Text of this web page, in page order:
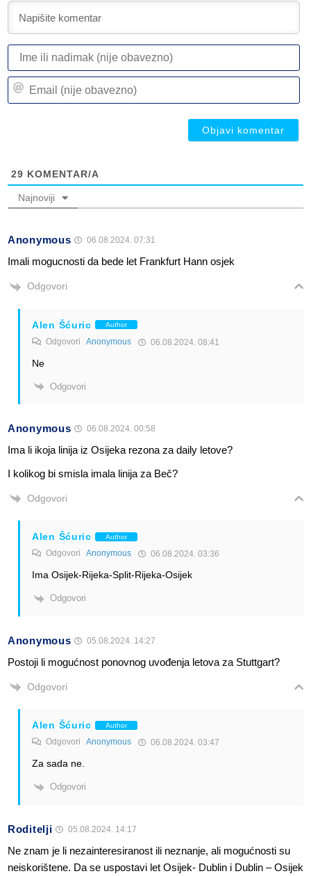
29 KOMENTAR/A
Najnoviji
Anonymous 06.08.2024. 07:31
Imali mogucnosti da bede let Frankfurt Hann osjek
Odgovori
Alen Šćuric Author
Odgovori Anonymous 06.08.2024. 08:41
Ne
Odgovori
Anonymous 06.08.2024. 00:58
Ima li ikoja linija iz Osijeka rezona za daily letove?
I kolikog bi smisla imala linija za Beč?
Odgovori
Alen Šćuric Author
Odgovori Anonymous 06.08.2024. 03:36
Ima Osijek-Rijeka-Split-Rijeka-Osijek
Odgovori
Anonymous 05.08.2024. 14:27
Postoji li mogućnost ponovnog uvođenja letova za Stuttgart?
Odgovori
Alen Šćuric Author
Odgovori Anonymous 06.08.2024. 03:47
Za sada ne.
Odgovori
Roditelji 05.08.2024. 14:17
Ne znam je li nezainteresiranost ili neznanje, ali mogućnosti su
neiskorištene. Da se uspostavi let Osijek- Dublin i Dublin – Osijek